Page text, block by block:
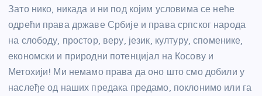
Зато нико, никада и ни под којим условима се неће
одрећи права државе Србије и права српског народа
на слободу, простор, веру, језик, културу, споменике,
економски и природни потенцијал на Косову и
Метохији! Ми немамо права да оно што смо добили у
наслеђе од наших предака предамо, поклонимо или га